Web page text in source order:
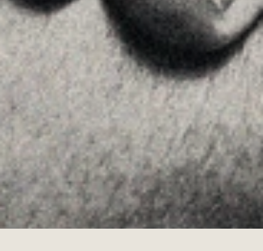
Linkedin
Instagram
Youtube
Allyon — Barcelona, Spain
Copyrights © 2026 AVÍS LEGAL·
POLÍTICA DE COOKIES ·POLÍTICA DE PRIVACITAT ·